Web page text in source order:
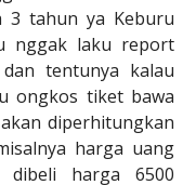
3 tahun ya Keburu
nggak laku report
tentunya kalau
ongkos tiket bawa
diperhitungkan
harga uang
dibeli harga 6500